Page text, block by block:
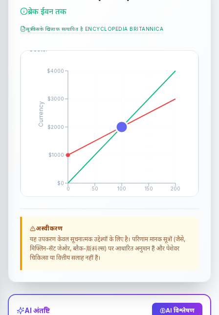
ब्रेक ईवन तक
सूत्र किसके खिलाफ सत्यापित है ENCYCLOPEDIA BRITANNICA
Interactive Break-Even Chart
Costs.
0 50 100 150 200
$0
$1000
$2000
$3000
$4000
Currency
अस्वीकरण
यह उपकरण केवल सूचनात्मक उद्देश्यों के लिए है। परिणाम मानक सूत्रों (जैसे,
मिफ्लिन-सेंट जेओर, ब्लैक-斯科ल्स) पर आधारित अनुमान हैं और पेशेवर
चिकित्सा या वित्तीय सलाह नहीं हैं।
AI अंतर्दृष्टि AI विश्लेषण